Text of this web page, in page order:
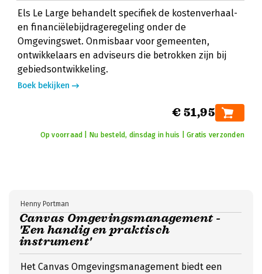
Els Le Large behandelt specifiek de kostenverhaal-
en financiëlebijdrageregeling onder de
Omgevingswet. Onmisbaar voor gemeenten,
ontwikkelaars en adviseurs die betrokken zijn bij
gebiedsontwikkeling.
Boek bekijken
€ 51,95
Op voorraad | Nu besteld, dinsdag in huis | Gratis verzonden
Canvas Omgevingsmanagement -
'Een handig en praktisch
instrument'
Henny Portman
Het Canvas Omgevingsmanagement biedt een